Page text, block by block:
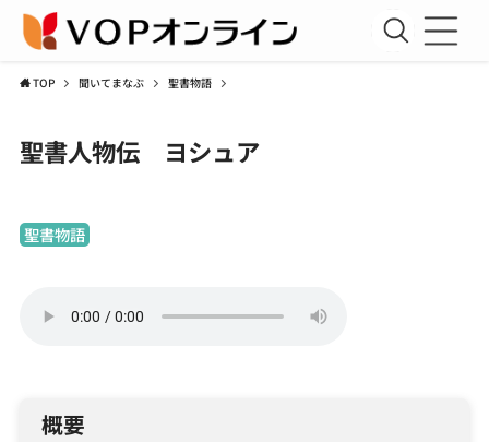
アーカイブ資料室
TOP 聞いてまなぶ 聖書物語
聖書人物伝 ヨシュア
聖書物語
概要